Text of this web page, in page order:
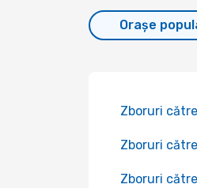
Orașe
Zboruri
Zboruri
Zboruri